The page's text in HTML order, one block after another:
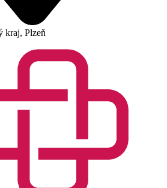
kraj, Plzeň